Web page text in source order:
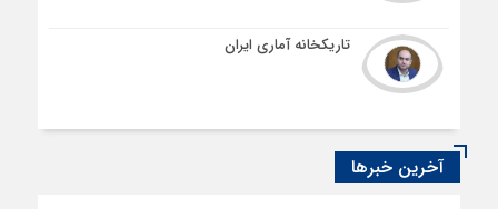
تاریکخانه آماری ایران
آخرین خبرها